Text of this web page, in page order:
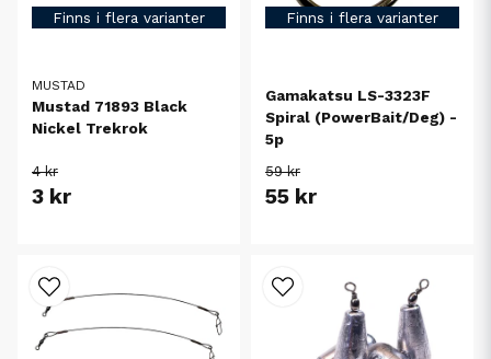
Finns i flera varianter
MUSTAD
Mustad 71893 Black
Nickel Trekrok
4 kr
3 kr
Finns i flera varianter
Gamakatsu LS-3323F
Spiral (PowerBait/Deg) -
5p
59 kr
55 kr